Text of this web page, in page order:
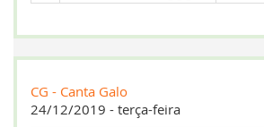
CG - Canta Galo
24/12/2019 - terça-feira